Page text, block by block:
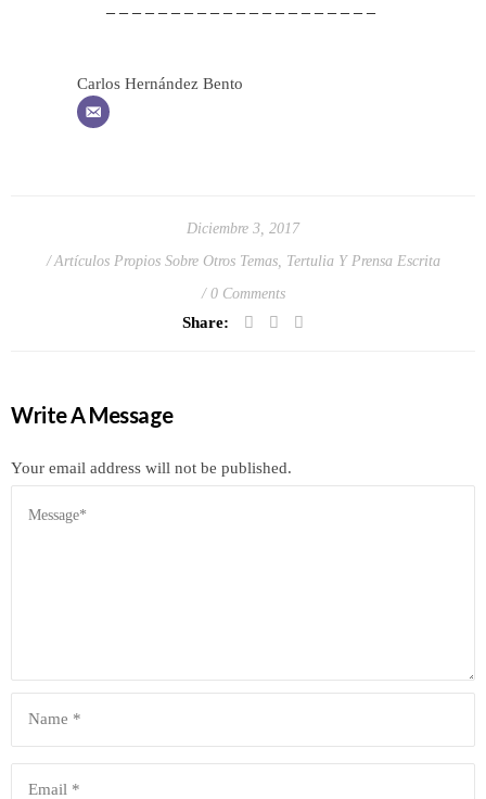
– – – – – – – – – – – – – – – – – – – – –
Carlos Hernández Bento
Diciembre 3, 2017
Artículos Propios Sobre Otros Temas, Tertulia Y Prensa Escrita
0 Comments
Share:
Write A Message
Your email address will not be published.